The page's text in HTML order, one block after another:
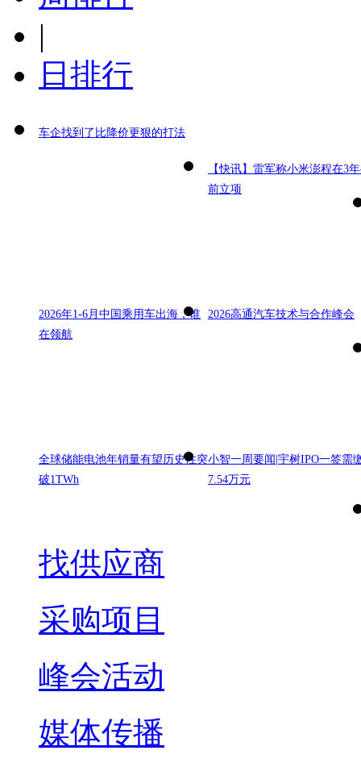
|
日排行
车企找到了比降价更狠的打法
【快讯】雷军称小米澎程在3
前立项
2026年1-6月中国乘用车出海，谁
在领航
2026高通汽车技术与合作峰会
全球储能电池年销量有望历史性突
破1TWh
小智一周要闻|宇树IPO一签需
7.54万元
找供应商
采购项目
峰会活动
媒体传播